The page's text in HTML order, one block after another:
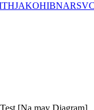
THJAKOHIBNARSV
[Na may Diagram]